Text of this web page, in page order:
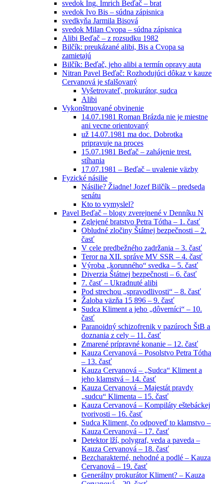
svedok Ing. Imrich Beďač – brat
svedok Ivo Bis – súdna zápisnica
svedkyňa Jarmila Bisová
svedok Milan Cvopa – súdna zápisnica
Alibi Beďač – z rozsudku 1982
Bilčík: preukázané alibi, Bis a Cvopa sa
zamietajú
Bilčík: Beďač, jeho alibi a termín opravy auta
Nitran Pavel Beďač: Rozhodujúci dôkaz v kauze
Cervanová je sfalšovaný
Vyšetrovateľ, prokurátor, sudca
Alibi
Vykonštruované obvinenie
14.07.1981 Roman Brázda nie je miestne
ani vecne orientovaný
už 14.07.1981 ma doc. Dobrotka
pripravuje na proces
15.07.1981 Beďač – zahájenie trest.
stíhania
17.07.1981 – Beďač – uvalenie väzby
Fyzické násilie
Násilie? Žiadne! Jozef Bilčík – predseda
senátu
Kto to vymyslel?
Pavel Beďač – blogy zverejnené v Denníku N
Zglejené bratstvo Petra Tótha – 1. časť
Obludné zločiny Štátnej bezpečnosti – 2.
časť
V cele predbežného zadržania – 3. časť
Teror na XII. správe MV SSR – 4. časť
Výroba „korunného“ svedka – 5. časť
Diverzia Štátnej bezpečnosti – 6. časť
7. časť – Ukradnuté alibi
Pod strechou „spravodlivosti“ – 8. časť
Žaloba väzňa 15 896 – 9. časť
Sudca Kliment a jeho „dôverníci“ – 10.
časť
Paranoidný schizofrenik v pazúroch ŠtB a
doznania z cely – 11. časť
Zmarené prípravné konanie – 12. časť
Kauza Cervanová – Posolstvo Petra Tótha
– 13. časť
Kauza Cervanová – „Sudca“ Kliment a
jeho klamstvá – 14. časť
Kauza Cervanová – Majestát pravdy
„sudcu“ Klimenta – 15. časť
Kauza Cervanová – Kompiláty eštebáckej
tvorivosti – 16. časť
Sudca Kliment, čo odpoveď to klamstvo –
Kauza Cervanová – 17. časť
Detektor lží, polygraf, veda a paveda –
Kauza Cervanová – 18. časť
Bezcharakterné, nehodné a podlé – Kauza
Cervanová – 19. časť
Generálny prokurátor Kliment? – Kauza